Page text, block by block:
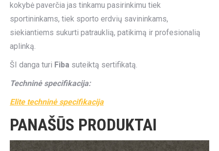
kokybė paverčia jas tinkamu pasirinkimu tiek
sportininkams, tiek sporto erdvių savininkams,
siekiantiems sukurti patrauklią, patikimą ir profesionalią
aplinką.
ŠI danga turi Fiba suteiktą sertifikatą.
Techninė specifikacija:
Elite techninė specifikacija
PANAŠŪS PRODUKTAI